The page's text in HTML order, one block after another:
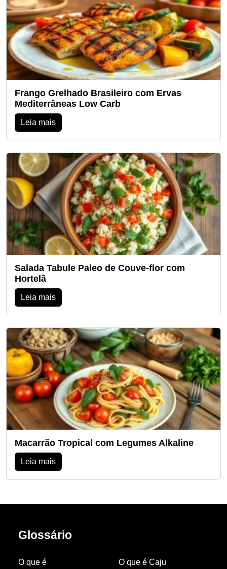
Frango Grelhado Brasileiro com Ervas
Mediterrâneas Low Carb
Leia mais
Salada Tabule Paleo de Couve-flor com
Hortelã
Leia mais
Macarrão Tropical com Legumes Alkaline
Leia mais
Glossário
O que é
O que é Caju